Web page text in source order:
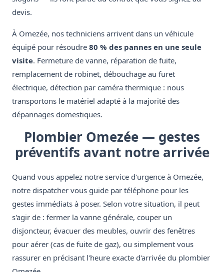
devis.
À Omezée, nos techniciens arrivent dans un véhicule
équipé pour résoudre 80 % des pannes en une seule
visite. Fermeture de vanne, réparation de fuite,
remplacement de robinet, débouchage au furet
électrique, détection par caméra thermique : nous
transportons le matériel adapté à la majorité des
dépannages domestiques.
Plombier Omezée — gestes
préventifs avant notre arrivée
Quand vous appelez notre service d'urgence à Omezée,
notre dispatcher vous guide par téléphone pour les
gestes immédiats à poser. Selon votre situation, il peut
s'agir de : fermer la vanne générale, couper un
disjoncteur, évacuer des meubles, ouvrir des fenêtres
pour aérer (cas de fuite de gaz), ou simplement vous
rassurer en précisant l'heure exacte d'arrivée du plombier